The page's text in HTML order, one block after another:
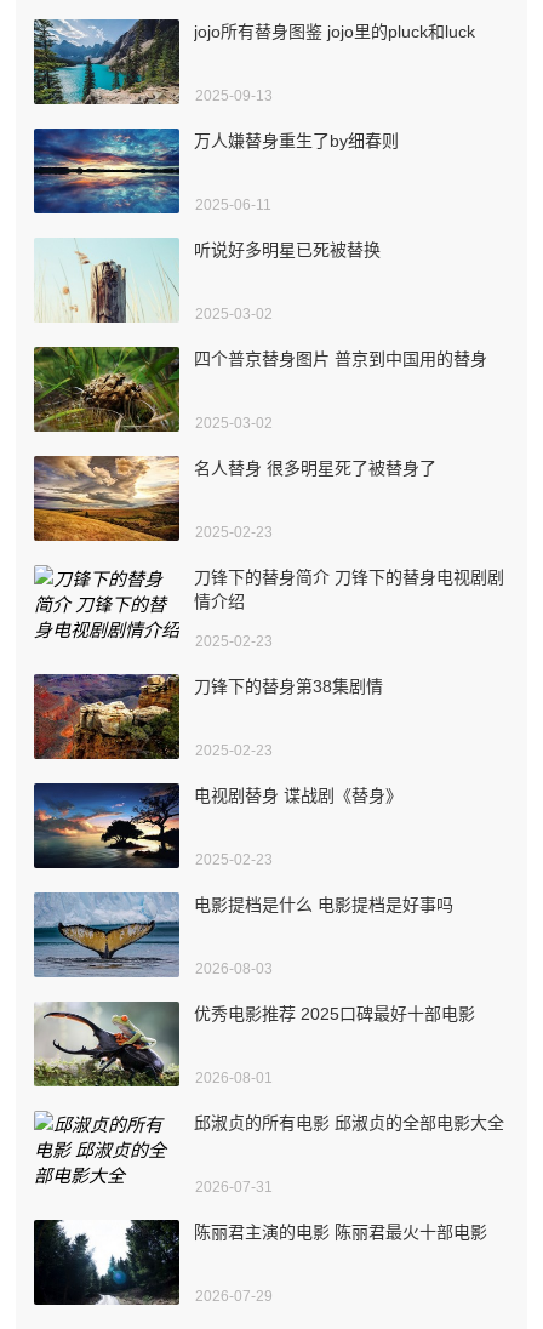
jojo所有替身图鉴 jojo里的pluck和luck
2025-09-13
万人嫌替身重生了by细春则
2025-06-11
听说好多明星已死被替换
2025-03-02
四个普京替身图片 普京到中国用的替身
2025-03-02
名人替身 很多明星死了被替身了
2025-02-23
刀锋下的替身简介 刀锋下的替身电视剧剧
情介绍
2025-02-23
刀锋下的替身第38集剧情
2025-02-23
电视剧替身 谍战剧《替身》
2025-02-23
电影提档是什么 电影提档是好事吗
2026-08-03
优秀电影推荐 2025口碑最好十部电影
2026-08-01
邱淑贞的所有电影 邱淑贞的全部电影大全
2026-07-31
陈丽君主演的电影 陈丽君最火十部电影
2026-07-29